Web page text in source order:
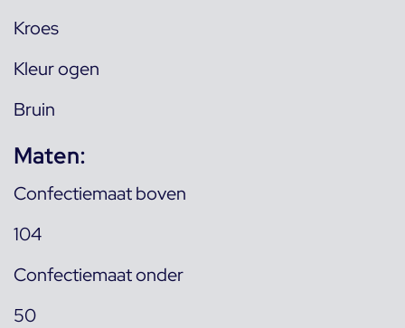
Kroes
Kleur ogen
Bruin
Maten:
Confectiemaat boven
104
Confectiemaat onder
50